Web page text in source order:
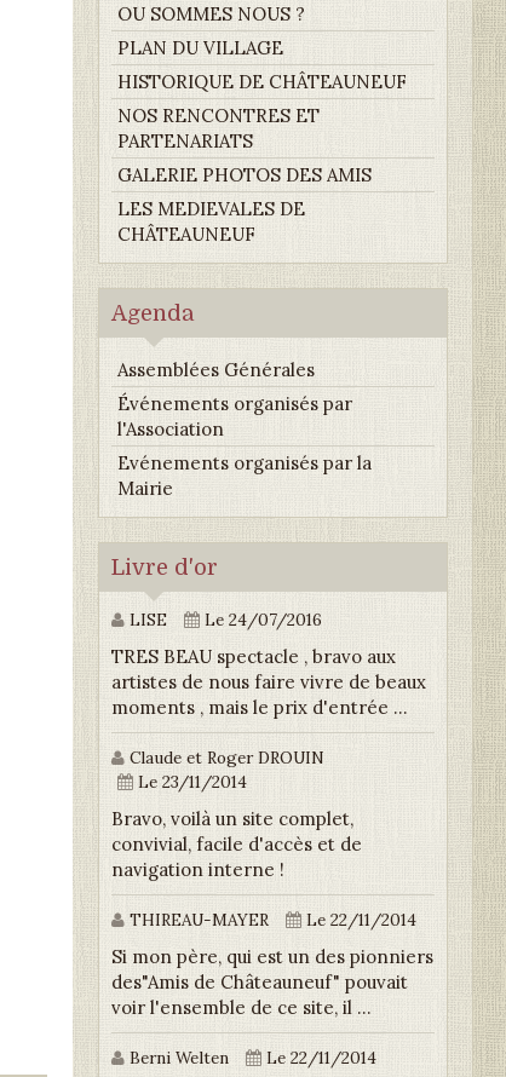
OU SOMMES NOUS ?
PLAN DU VILLAGE
HISTORIQUE DE CHÂTEAUNEUF
NOS RENCONTRES ET
PARTENARIATS
GALERIE PHOTOS DES AMIS
LES MEDIEVALES DE
CHÂTEAUNEUF
Agenda
Assemblées Générales
Événements organisés par
l'Association
Evénements organisés par la
Mairie
Livre d'or
LISE Le 24/07/2016
TRES BEAU spectacle , bravo aux
artistes de nous faire vivre de beaux
moments , mais le prix d'entrée ...
Claude et Roger DROUIN
Le 23/11/2014
Bravo, voilà un site complet,
convivial, facile d'accès et de
navigation interne !
THIREAU-MAYER Le 22/11/2014
Si mon père, qui est un des pionniers
des"Amis de Châteauneuf" pouvait
voir l'ensemble de ce site, il ...
Berni Welten Le 22/11/2014